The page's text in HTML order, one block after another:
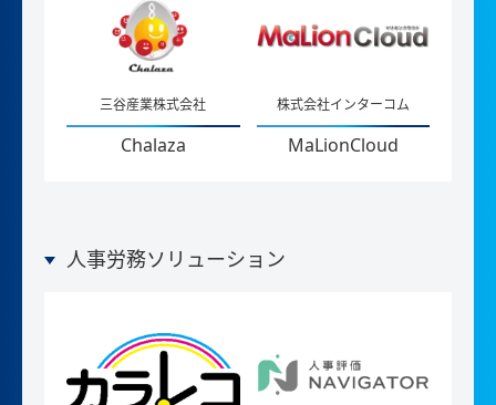
三谷産業株式会社
Chalaza
株式会社インターコム
MaLionCloud
人事労務ソリューション